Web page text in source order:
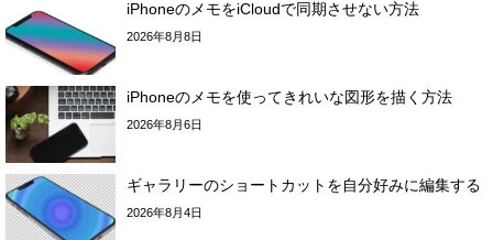
iPhoneのメモをiCloudで同期させない方法
2026年8月8日
iPhoneのメモを使ってきれいな図形を描く方法
2026年8月6日
ギャラリーのショートカットを自分好みに編集する
2026年8月4日